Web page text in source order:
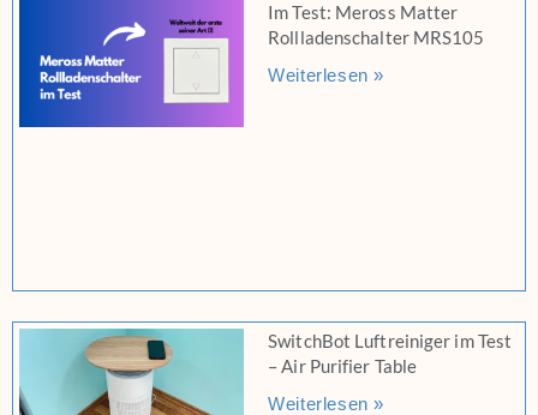
Im Test: Meross Matter
Rollladenschalter MRS105
Weiterlesen »
SwitchBot Luftreiniger im Test
– Air Purifier Table
Weiterlesen »